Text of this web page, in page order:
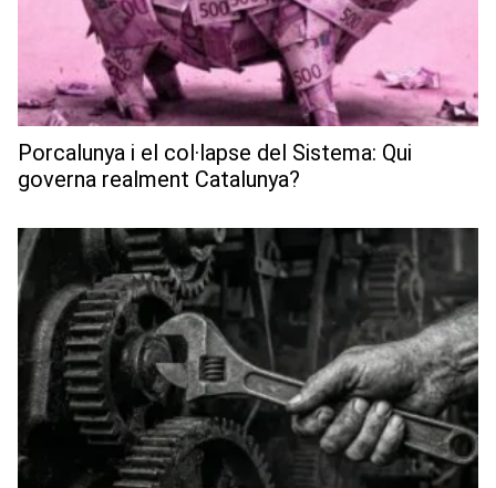
Porcalunya i el col·lapse del Sistema: Qui
governa realment Catalunya?